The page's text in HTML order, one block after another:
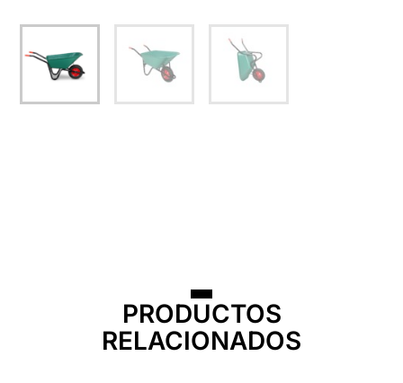
PRODUCTOS
RELACIONADOS